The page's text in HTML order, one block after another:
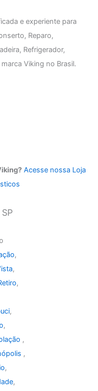
e experiente para
Reparo,
Refrigerador,
Viking no Brasil.
Acesse nossa Loja
,
,
,
,
,
,
,
,
,